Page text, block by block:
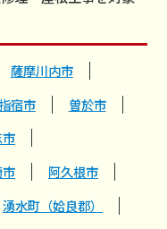
薩摩川内市
宿市
曽於市
阿久根市
湧水町（姶良郡）